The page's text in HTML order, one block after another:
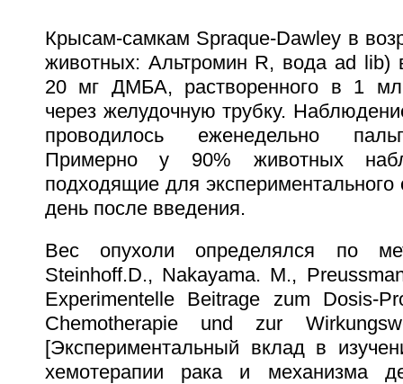
Крысам-самкам Spraque-Dawley в
животных: Альтромин R, вода ad lib)
20 мг ДМБА, растворенного в 1 мл
через желудочную трубку.
проводилось еженедельно
Примерно у 90% животных
подходящие для
день после введения.
Вес опухоли определялся по
Steinhoff.D., Nakayama. M.,
Experimentelle Beitrage zum Dosis-
Chemotherapie und zur
[Экспериментальный вклад в
хемотерапии рака и механизма